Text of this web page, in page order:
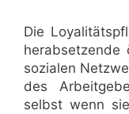
Die
herabsetzende
sozialen
des
selbst wenn